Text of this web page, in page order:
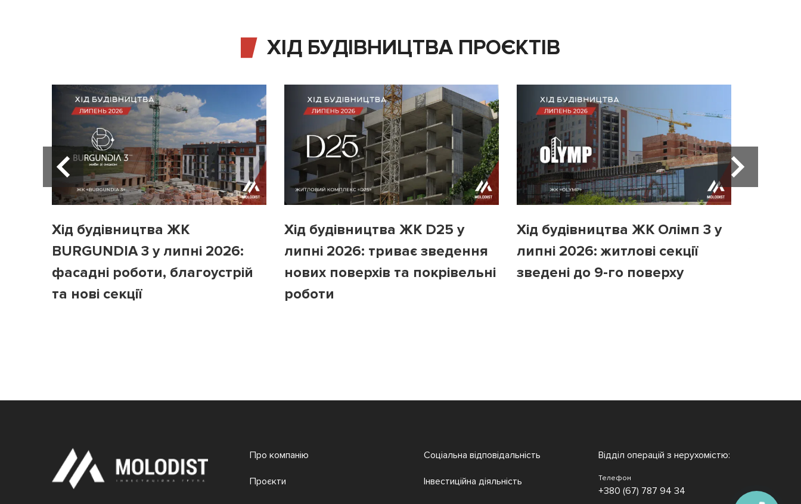
ХІД БУДІВНИЦТВА ПРОЄКТІВ
Хід будівництва ЖК
BURGUNDIA 3 у липні 2026:
фасадні роботи, благоустрій
та нові секції
Хід будівництва ЖК D25 у
липні 2026: триває зведення
нових поверхів та покрівельні
роботи
Хід будівництва ЖК Олімп 3 у
липні 2026: житлові секції
зведені до 9-го поверху
Про компанію
Проєкти
Соціальна відповідальність
Інвестиційна діяльність
Відділ операцій з нерухомістю:
Телефон
+380 (67) 787 94 34